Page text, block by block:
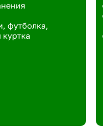
футболка,